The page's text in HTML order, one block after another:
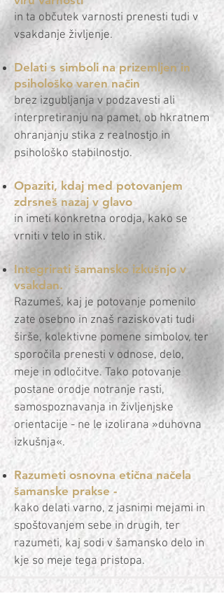
in ta občutek varnosti prenesti tudi v
vsakdanje življenje.
Delati s simboli na prizemljen in
psihološko varen način
brez izgubljanja v podzavesti ali
interpretiranju na pamet, ob hkratnem
ohranjanju stika z realnostjo in
psihološko stabilnostjo.
Opaziti, kdaj med potovanjem
zdrsneš nazaj v glavo
in imeti konkretna orodja, kako se
vrniti v telo in stik.
Integrirati šamansko izkušnjo v
vsakdan.
Razumeš, kaj je potovanje pomenilo
zate osebno in znaš raziskovati tudi
širše, kolektivne pomene simbolov, ter
sporočila prenesti v odnose, delo,
meje in odločitve. Tako potovanje
postane orodje notranje rasti,
samospoznavanja in življenjske
orientacije - ne le izolirana »duhovna
izkušnja«.
Razumeti osnovna etična načela
šamanske prakse -
kako delati varno, z jasnimi mejami in
spoštovanjem sebe in drugih, ter
razumeti, kaj sodi v šamansko delo in
kje so meje tega pristopa.